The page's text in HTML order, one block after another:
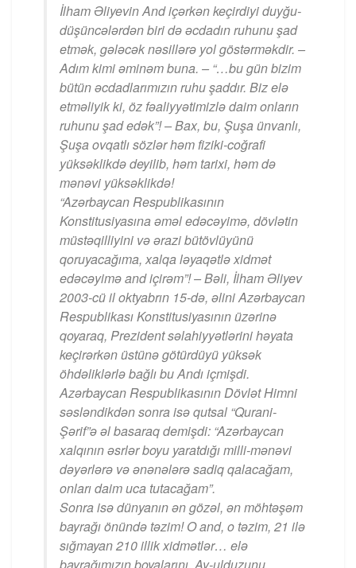
İlham Əliyevin And içərkən keçirdiyi duyğu-
düşüncələrdən biri də əcdadın ruhunu şad
etmək, gələcək nəsillərə yol göstərməkdir. –
Adım kimi əminəm buna. – “…bu gün bizim
bütün əcdadlarımızın ruhu şaddır. Biz elə
etməliyik ki, öz fəaliyyətimizlə daim onların
ruhunu şad edək”! – Bax, bu, Şuşa ünvanlı,
Şuşa ovqatlı sözlər həm fiziki-coğrafi
yüksəklikdə deyilib, həm tarixi, həm də
mənəvi yüksəklikdə!
“Azərbaycan Respublikasının
Konstitusiyasına əməl edəcəyimə, dövlətin
müstəqilliyini və ərazi bütövlüyünü
qoruyacağıma, xalqa ləyaqətlə xidmət
edəcəyimə and içirəm”! – Bəli, İlham Əliyev
2003-cü il oktyabrın 15-də, əlini Azərbaycan
Respublikası Konstitusiyasının üzərinə
qoyaraq, Prezident səlahiyyətlərini həyata
keçirərkən üstünə götürdüyü yüksək
öhdəliklərlə bağlı bu Andı içmişdi.
Azərbaycan Respublikasının Dövlət Himni
səsləndikdən sonra isə qutsal “Qurani-
Şərif”ə əl basaraq demişdi: “Azərbaycan
xalqının əsrlər boyu yaratdığı milli-mənəvi
dəyərlərə və ənənələrə sadiq qalacağam,
onları daim uca tutacağam”.
Sonra isə dünyanın ən gözəl, ən möhtəşəm
bayrağı önündə təzim! O and, o təzim, 21 ilə
sığmayan 210 illik xidmətlər… elə
bayrağımızın boyalarını, Ay-ulduzunu,